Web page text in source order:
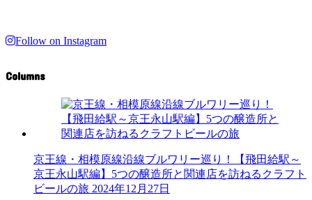
Follow on Instagram
Columns
京王線・相模原線沿線ブルワリー巡り！【飛田給駅～
京王永山駅編】5つの醸造所と関連店を訪ねるクラフト
ビールの旅 2024年12月27日